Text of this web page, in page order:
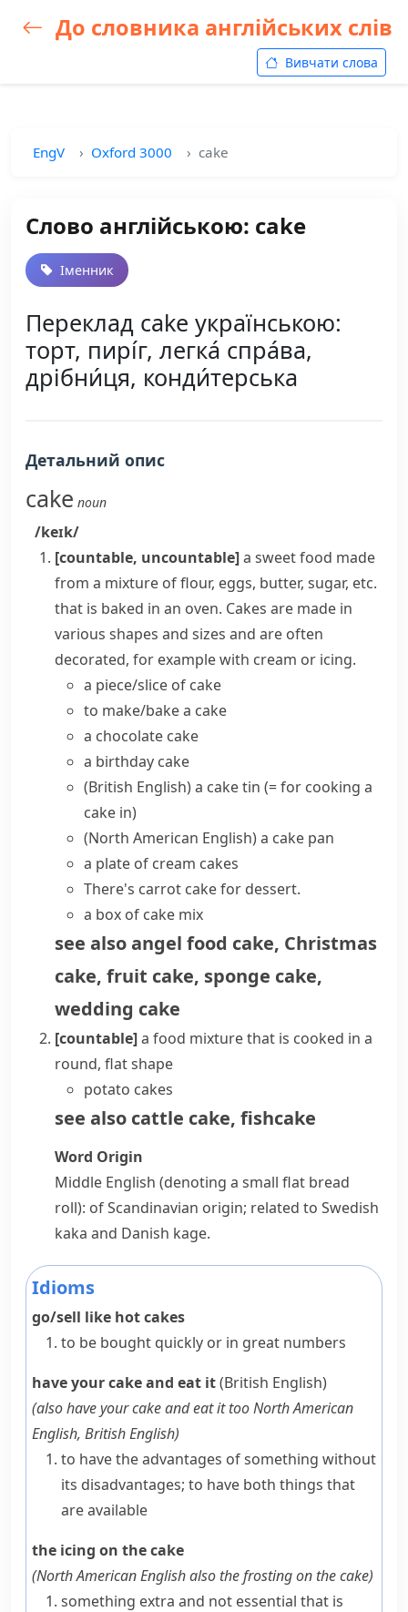
До словника англійських слів
Вивчати слова
EngV Oxford 3000 cake
Слово англійською: cake
Іменник
Переклад cake українською:
торт, пирі́г, легка́ спра́ва,
дрібни́ця, конди́терська
Детальний опис
cake noun
/keɪk/
[countable, uncountable]a sweet food made
from a mixture of flour, eggs, butter, sugar, etc.
that is baked in an oven. Cakes are made in
various shapes and sizes and are often
decorated, for example with cream or icing.
a piece/slice of cake
to make/bake a cake
a chocolate cake
a birthday cake
(British English)a cake tin (= for cooking a
cake in)
(North American English)a cake pan
a plate of cream cakes
There's carrot cake for dessert.
a box of cake mix
see alsoangel food cake, Christmas
cake, fruit cake, sponge cake,
wedding cake
[countable]a food mixture that is cooked in a
round, flat shape
potato cakes
see also cattle cake, fishcake
Word Origin
Middle English (denoting a small flat bread
roll): of Scandinavian origin; related to Swedish
kaka and Danish kage.
Idioms
go/sell like hot cakes
to be bought quickly or in great numbers
have your cake and eat it(British English)
(alsohave your cake and eat it tooNorth American
English, British English)
to have the advantages of something without
its disadvantages; to have both things that
are available
the icing on the cake
(North American English also the frosting on the cake)
something extra and not essential that is